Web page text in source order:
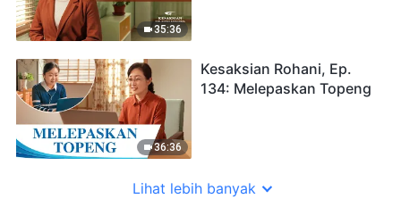
35:36
36:36
Kesaksian Rohani, Ep.
134: Melepaskan Topeng
Lihat lebih banyak